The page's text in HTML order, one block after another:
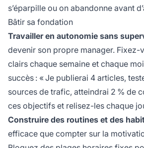
s’éparpille ou on abandonne avant
Bâtir sa fondation
Travailler en autonomie sans
devenir son propre manager.
clairs chaque semaine et chaque
succès : « Je publierai 4 articles,
sources de trafic, atteindrai 2 % de
ces objectifs et relisez-les chaque
Construire des routines et des
efficace que compter sur la